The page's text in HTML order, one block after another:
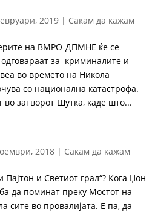
2019 | Сакам да кажам
на ВМРО-ДПМНЕ ќе се
за криминалите и
во времето на Никола
со национална катастрофа.
затворот Шутка, каде што...
2018 | Сакам да кажам
и Светиот грал“? Кога Џон
да поминат преку Мостот на
сите во провалијата. Е па, да